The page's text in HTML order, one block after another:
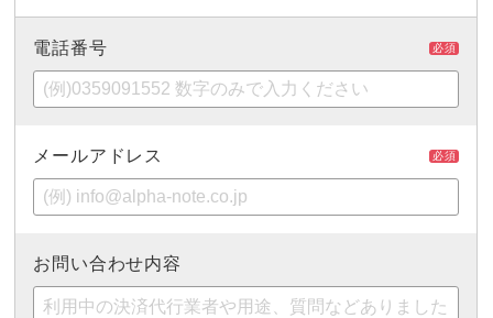
電話番号 必須
メールアドレス 必須
お問い合わせ内容